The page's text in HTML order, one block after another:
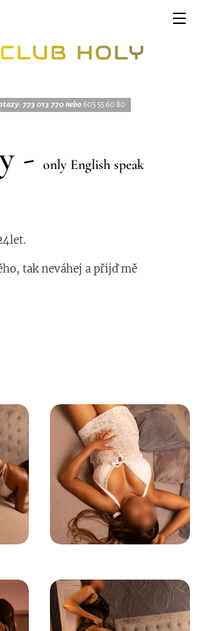
773 013 770 nebo605 55 60 80
- only English speak
tak neváhej a přijď mě